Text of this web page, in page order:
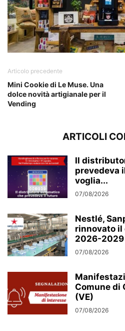
Articolo precedente
Mini Cookie di Le Muse. Una
dolce novità artigianale per il
Vending
ARTICOLI
Il
prevedeva
voglia...
07/08/2026
Nestlé,
rinnovato
2026-2029
07/08/2026
Comune di
(VE)
07/08/2026